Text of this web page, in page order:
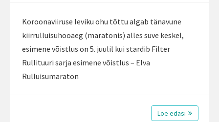
Koroonaviiruse leviku ohu tõttu algab tänavune
kiirrulluisuhooaeg (maratonis) alles suve keskel,
esimene võistlus on 5. juulil kui stardib Filter
Rullituuri sarja esimene võistlus – Elva
Rulluisumaraton
Loe edasi